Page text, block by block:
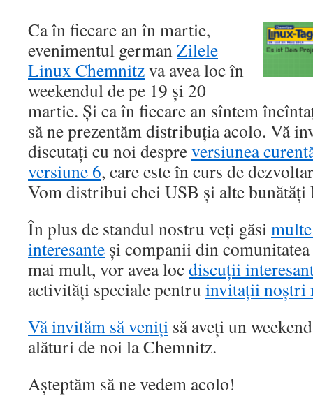
Ca în fiecare an în martie,
evenimentul germanZilele
Linux Chemnitzva avea loc în
weekendul de pe 19 și 20
martie. Și ca în fiecare an sîntem
să ne prezentăm distribuția acolo. Vă
discutați cu noi despreversiunea
versiune 6, care este în curs de
Vom distribui chei USB și alte
În plus de standul nostru veți găsi
interesante și companii din
mai mult, vor avea locdiscuții
activități speciale pentru invitații noștri
Vă invităm să veniți să aveți un
alături de noi la Chemnitz.
Așteptăm să ne vedem acolo!